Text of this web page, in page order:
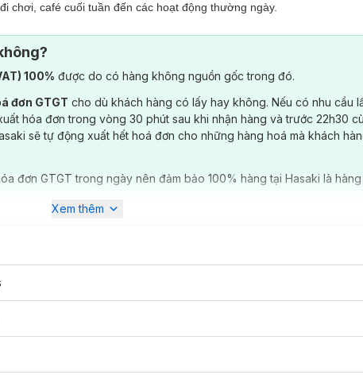
chơi, café cuối tuần đến các hoạt động thường ngày.
100% được do có hàng không nguồn gốc trong đó.
đơn GTGT cho dù khách hàng có lấy hay không. Nếu có nhu cầu
hóa đơn trong vòng 30 phút sau khi nhận hàng và trước 22h30
sẽ tự động xuất hết hoá đơn cho những hàng hoá mà khách
đơn GTGT trong ngày nên đảm bảo 100% hàng tại Hasaki là
Xem thêm